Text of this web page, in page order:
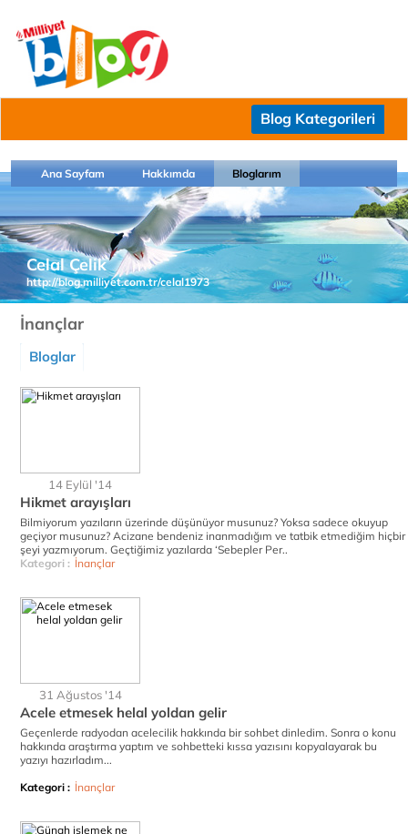
Blog Kategorileri
Ana Sayfam Hakkımda Bloglarım
Celal Çelik
http://blog.milliyet.com.tr/celal1973
İnançlar
Bloglar
14 Eylül '14
Hikmet arayışları
Bilmiyorum yazıların üzerinde düşünüyor musunuz? Yoksa sadece okuyup
geçiyor musunuz? Acizane bendeniz inanmadığım ve tatbik etmediğim hiçbir
şeyi yazmıyorum. Geçtiğimiz yazılarda ‘Sebepler Per..
Kategori : İnançlar
31 Ağustos '14
Acele etmesek helal yoldan gelir
Geçenlerde radyodan acelecilik hakkında bir sohbet dinledim. Sonra o konu
hakkında araştırma yaptım ve sohbetteki kıssa yazısını kopyalayarak bu
yazıyı hazırladım...
Kategori : İnançlar